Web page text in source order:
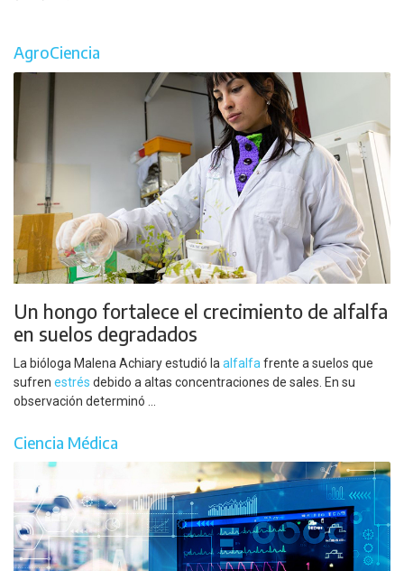
AgroCiencia
Un hongo fortalece el crecimiento de alfalfa
en suelos degradados
La bióloga Malena Achiary estudió laalfalfafrente a suelos que
sufren estrés debido a altas concentraciones de sales. En su
observación determinó ...
Ciencia Médica